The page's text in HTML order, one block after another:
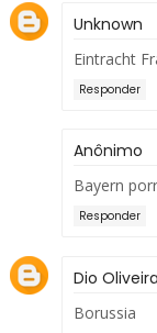
Unknown
Eintracht
Responder
Anônimo
Bayern
Responder
Dio Oliveira
Borussia